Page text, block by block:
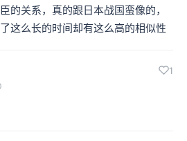
的关系，真的跟日本战国蛮像的，
这么长的时间却有这么高的相似性
1